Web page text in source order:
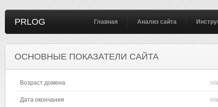
PRLOG Главная Анализ сайта
ОСНОВНЫЕ ПОКАЗАТЕЛИ САЙТА
Возраст домена n/a
Дата окончания n/a